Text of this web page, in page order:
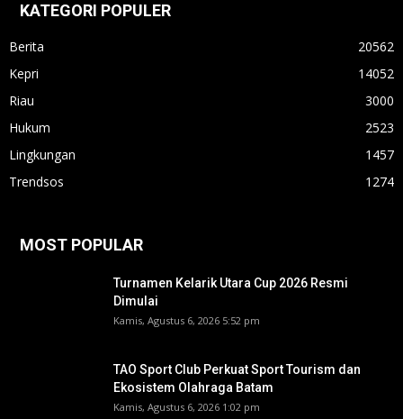
KATEGORI POPULER
Berita
20562
Kepri
14052
Riau
3000
Hukum
2523
Lingkungan
1457
Trendsos
1274
MOST POPULAR
Turnamen Kelarik Utara Cup 2026 Resmi
Dimulai
Kamis, Agustus 6, 2026 5:52 pm
TAO Sport Club Perkuat Sport Tourism dan
Ekosistem Olahraga Batam
Kamis, Agustus 6, 2026 1:02 pm